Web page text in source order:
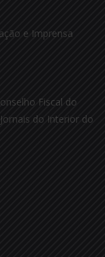
e Imprensa
Fiscal do
do Interior do